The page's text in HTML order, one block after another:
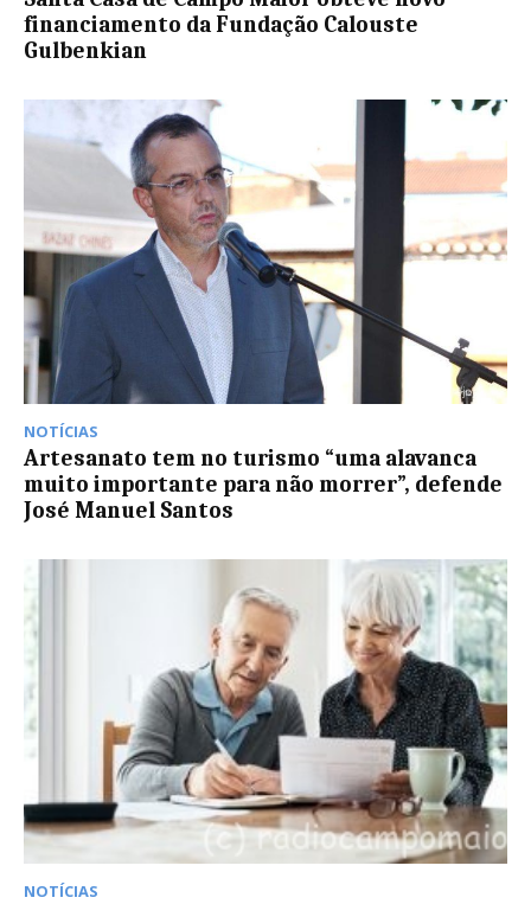
financiamento da Fundação Calouste
Gulbenkian
NOTÍCIAS
Artesanato tem no turismo “uma alavanca
muito importante para não morrer”, defende
José Manuel Santos
NOTÍCIAS